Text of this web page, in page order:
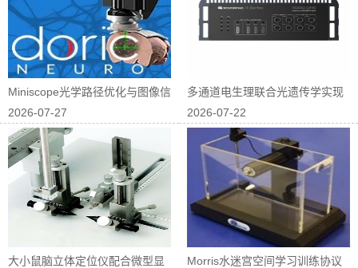
Miniscope光学路径优化与图像信
噪...
2026-07-27
多通道电生理联合光遗传学实现
神经回路因果...
2026-07-22
大小鼠脑立体定位仪配合微型显 Morris水迷宫空间学习训练协议